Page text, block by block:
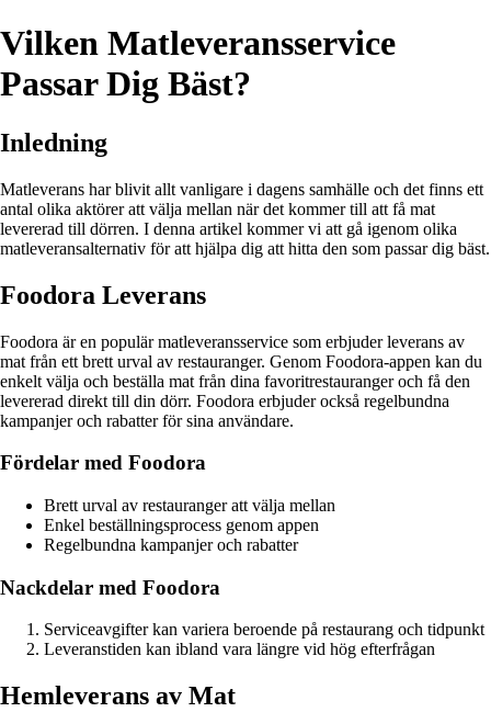
Vilken Matleveransservice
Passar Dig Bäst?
Inledning
Matleverans har blivit allt vanligare i dagens samhälle och det finns ett
antal olika aktörer att välja mellan när det kommer till att få mat
levererad till dörren. I denna artikel kommer vi att gå igenom olika
matleveransalternativ för att hjälpa dig att hitta den som passar dig bäst.
Foodora Leverans
Foodora är en populär matleveransservice som erbjuder leverans av
mat från ett brett urval av restauranger. Genom Foodora-appen kan du
enkelt välja och beställa mat från dina favoritrestauranger och få den
levererad direkt till din dörr. Foodora erbjuder också regelbundna
kampanjer och rabatter för sina användare.
Fördelar med Foodora
Brett urval av restauranger att välja mellan
Enkel beställningsprocess genom appen
Regelbundna kampanjer och rabatter
Nackdelar med Foodora
Serviceavgifter kan variera beroende på restaurang och tidpunkt
Leveranstiden kan ibland vara längre vid hög efterfrågan
Hemleverans av Mat